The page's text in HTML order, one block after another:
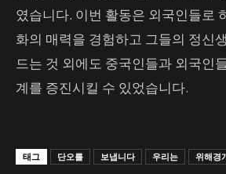
였습니다. 이번 활동은 외국인들로
화의 매력을 경험하고 그들의 정신
드는 것 외에도 중국인들과 외국인
계를 증진시킬 수 있었습니다.
태그 단오를 보냅니다 우리는 위해경